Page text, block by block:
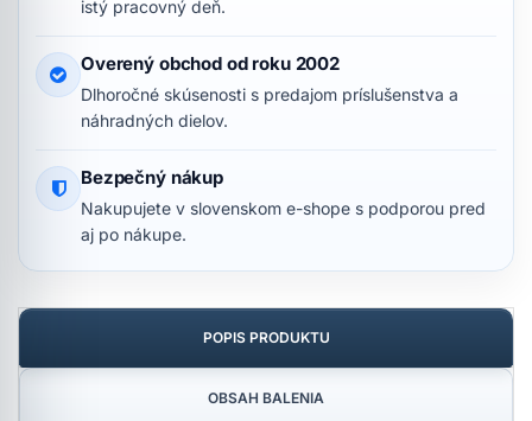
istý pracovný deň.
Overený obchod od roku 2002
Dlhoročné skúsenosti s predajom príslušenstva a
náhradných dielov.
Bezpečný nákup
Nakupujete v slovenskom e-shope s podporou pred
aj po nákupe.
POPIS PRODUKTU
OBSAH BALENIA